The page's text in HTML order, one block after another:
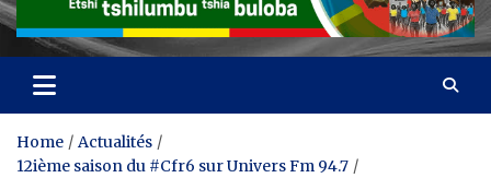
Home
Actualités
12ième saison du #Cfr6 sur Univers Fm 94.7